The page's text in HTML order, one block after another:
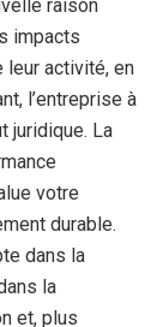
raison
impacts
leur activité, en
l’entreprise à
juridique. La
votre
durable.
dans la
la
et, plus